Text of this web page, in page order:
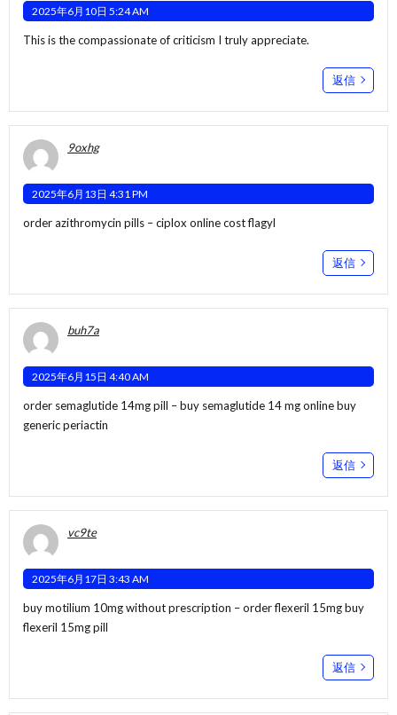
2025年6月10日 5:24 AM
This is the compassionate of criticism I truly appreciate.
返信
9oxhg
2025年6月13日 4:31 PM
order azithromycin pills –ciplox onlinecost flagyl
返信
buh7a
2025年6月15日 4:40 AM
order semaglutide 14mg pill –buy semaglutide 14 mg onlinebuy
generic periactin
返信
vc9te
2025年6月17日 3:43 AM
buy motilium 10mg without prescription –order flexeril 15mgbuy
flexeril 15mg pill
返信